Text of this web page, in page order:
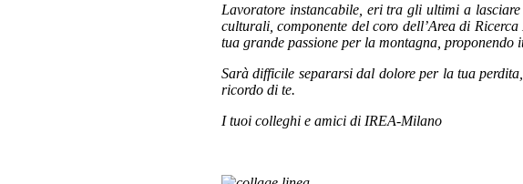
Lavoratore instancabile, eri tra gli ultimi a
culturali, componente del coro dell’Area di
tua grande passione per la montagna, proponendo
Sarà difficile separarsi dal dolore per la tua
ricordo di te.
I tuoi colleghi e amici di IREA-Milano